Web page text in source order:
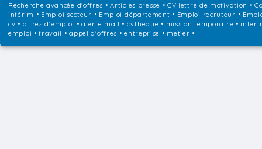
Recherche avancée d'offres •Articles presse • CV lettre de motivation •
intérim • Emploi secteur • Emploi département • Emploi recruteur •
cv • offres d'emploi • alerte mail • cvtheque • mission temporaire •
emploi • travail • appel d'offres • entreprise • metier •